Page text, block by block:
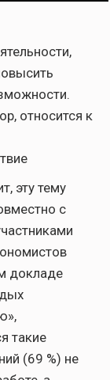
относится к
эту тему
с
докладе
такие
(69 %) не